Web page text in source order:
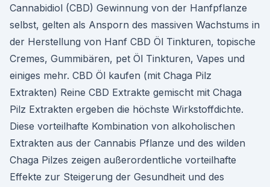
Cannabidiol (CBD) Gewinnung von der Hanfpflanze
selbst, gelten als Ansporn des massiven Wachstums in
der Herstellung von Hanf CBD Öl Tinkturen, topische
Cremes, Gummibären, pet Öl Tinkturen, Vapes und
einiges mehr. CBD Öl kaufen (mit Chaga Pilz
Extrakten) Reine CBD Extrakte gemischt mit Chaga
Pilz Extrakten ergeben die höchste Wirkstoffdichte.
Diese vorteilhafte Kombination von alkoholischen
Extrakten aus der Cannabis Pflanze und des wilden
Chaga Pilzes zeigen außerordentliche vorteilhafte
Effekte zur Steigerung der Gesundheit und des